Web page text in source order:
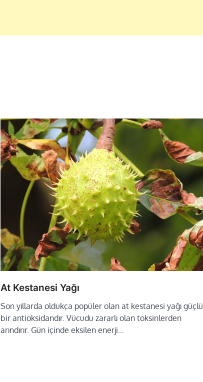
At Kestanesi Yağı
Son yıllarda oldukça popüler olan at kestanesi yağı güçlü
bir antioksidandır. Vücudu zararlı olan toksinlerden
arındırır. Gün içinde eksilen enerji…